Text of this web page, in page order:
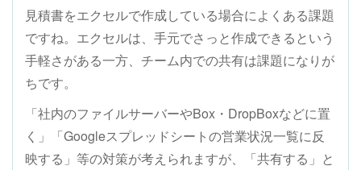
見積書をエクセルで作成している場合によくある課題
ですね。エクセルは、手元でさっと作成できるという
手軽さがある一方、チーム内での共有は課題になりが
ちです。
「社内のファイルサーバーやBox・DropBoxなどに置
く」「Googleスプレッドシートの営業状況一覧に反
映する」等の対策が考えられますが、「共有する」と